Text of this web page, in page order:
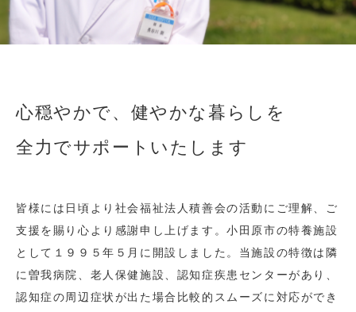
心穏やかで、健やかな暮らしを
全力でサポートいたします
皆様には日頃より社会福祉法人積善会の活動にご理解、ご
支援を賜り心より感謝申し上げます。小田原市の特養施設
として１９９５年５月に開設しました。当施設の特徴は隣
に曽我病院、老人保健施設、認知症疾患センターがあり、
認知症の周辺症状が出た場合比較的スムーズに対応ができ